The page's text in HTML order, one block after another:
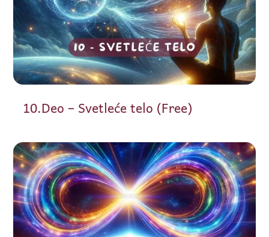
10.Deo – Svetleće telo (Free)